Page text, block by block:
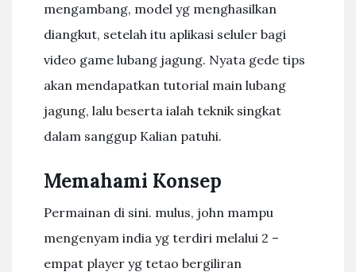
mengambang, model yg menghasilkan
diangkut, setelah itu aplikasi seluler bagi
video game lubang jagung. Nyata gede tips
akan mendapatkan tutorial main lubang
jagung, lalu beserta ialah teknik singkat
dalam sanggup Kalian patuhi.
Memahami Konsep
Permainan di sini. mulus, john mampu
mengenyam india yg terdiri melalui 2 –
empat player yg tetao bergiliran